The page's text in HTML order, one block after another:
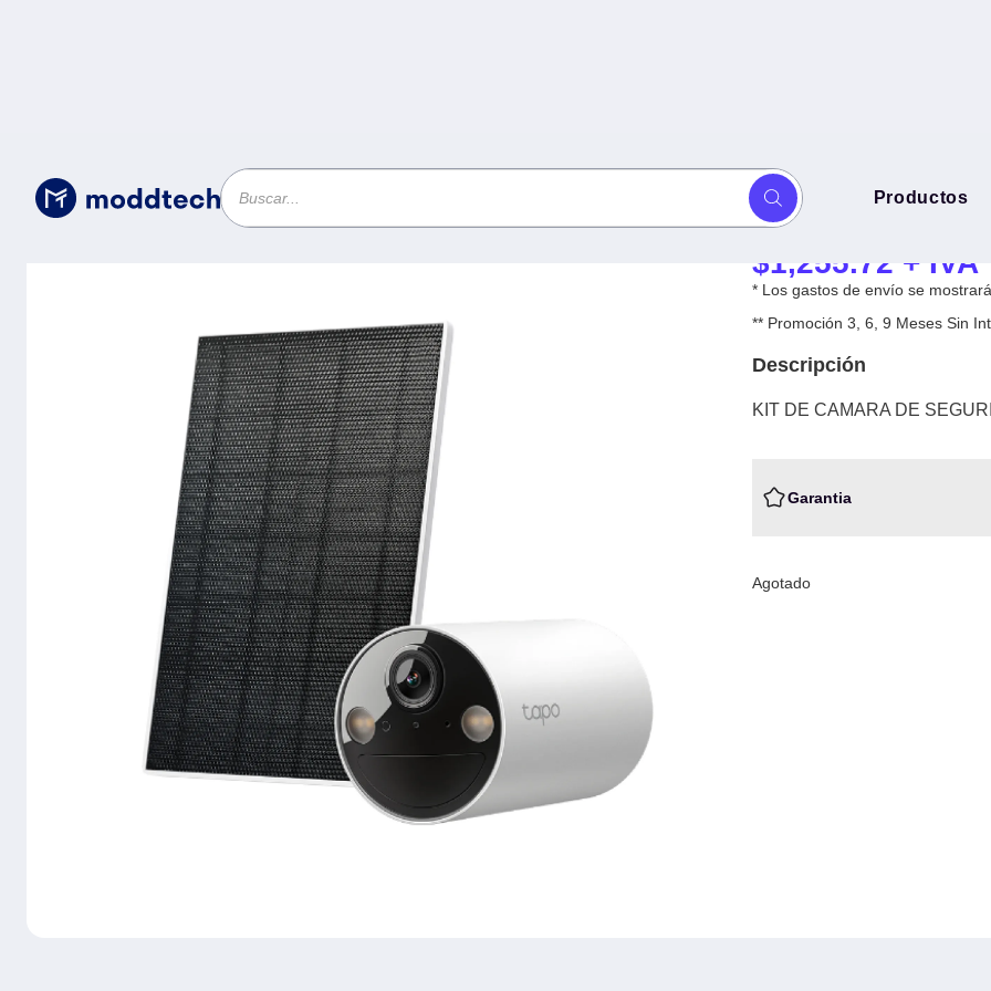
Productos
Sin categoría
KIT DE CAMARA DE SEGURIDAD CON ENERGIA SOLAR TAPO C410
KIT -
KIT DE
ENERGIA
$1,255.72 + IVA
* Los gastos de envío se
** Promoción 3, 6, 9 Meses Sin
Descripción
KIT DE CAMARA DE
Garantia
Agotado